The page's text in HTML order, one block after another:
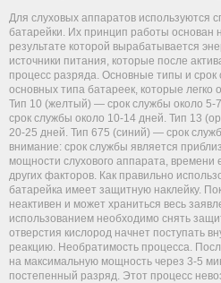
Для слуховых аппаратов используются
батарейки. Их принцип работы основан
результате которой вырабатывается
источники питания, которые после
процесс разряда. Основные типы и
основных типа батареек, которые легко
Тип 10 (желтый) — срок службы около
срок службы около 10-14 дней. Тип 13
20-25 дней. Тип 675 (синий) — срок
внимание: срок службы является
мощности слухового аппарата, времени
других факторов. Как правильно
батарейка имеет защитную наклейку.
неактивен и может храниться весь
использованием необходимо снять
отверстия кислород начнет поступать
реакцию. Необратимость процесса.
на максимальную мощность через 3-5
постепенный разряд. Этот процесс